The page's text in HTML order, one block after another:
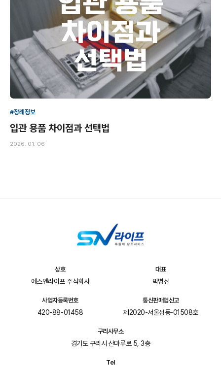
#장례정보
입관 용품 차이점과 선택법
2026. 01. 06
상호
에스엔라이프 주식회사
대표
박병선
사업자등록번호
420-88-01458
통신판매업신고
제2020-서울성동-01508호
구리사무소
경기도 구리시 산마루로 5, 3층
Tel